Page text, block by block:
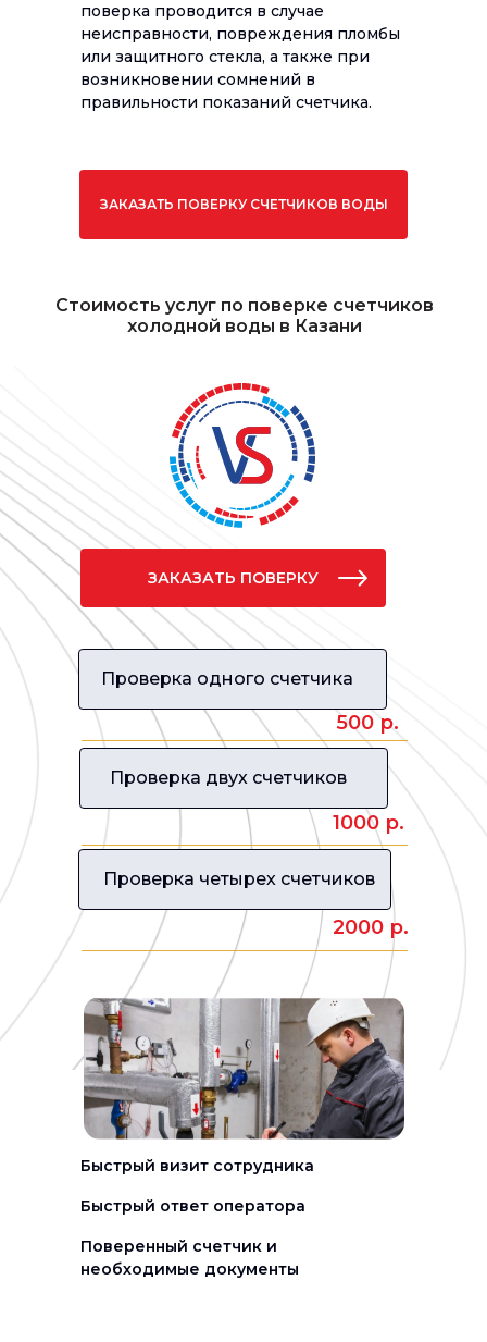
поверка проводится в случае
неисправности, повреждения пломбы
или защитного стекла, а также при
возникновении сомнений в
правильности показаний счетчика.
ЗАКАЗАТЬ ПОВЕРКУ СЧЕТЧИКОВ ВОДЫ
Стоимость услуг по поверке счетчиков
холодной воды в Казани
Проверка одного счетчика
Проверка двух счетчиков
Проверка четырех счетчиков
500 р.
1000 р.
ЗАКАЗАТЬ ПОВЕРКУ
2000 р.
Быстрый визит сотрудника
Быстрый ответ оператора
Поверенный счетчик и
необходимые документы